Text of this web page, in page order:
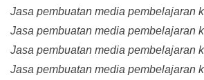
Jasa pembuatan media pembelajaran
Jasa pembuatan media pembelajaran
Jasa pembuatan media pembelajaran
Jasa pembuatan media pembelajaran